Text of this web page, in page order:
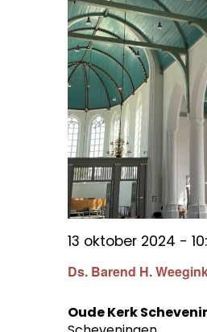
Ds. Barend H.
13 oktober 2024 -
Oude Kerk